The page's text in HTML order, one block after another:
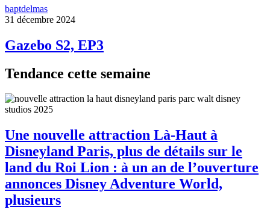
baptdelmas
31 décembre 2024
Gazebo S2, EP3
Tendance cette semaine
Une nouvelle attraction Là-Haut à
Disneyland Paris, plus de détails sur le
land du Roi Lion : à un an de l’ouverture
annonces Disney Adventure World,
plusieurs